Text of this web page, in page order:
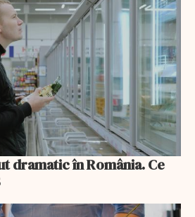
dramatic în România. Ce